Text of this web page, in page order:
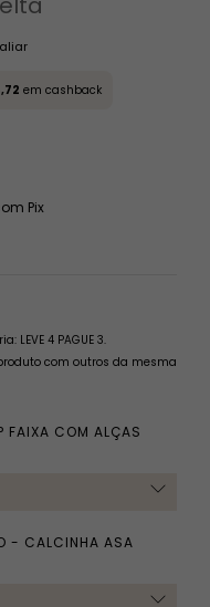
em cashback
Pix
4 PAGUE 3.
com outros da mesma
FAIXA COM ALÇAS
- CALCINHA ASA